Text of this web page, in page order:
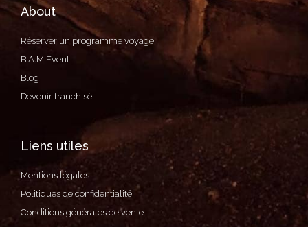
About
Réserver un programme voyage
B.A.M Event
Blog
Devenir franchisé
Liens utiles
Mentions légales
Politiques de confidentialité
Conditions générales de vente